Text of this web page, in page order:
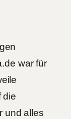
war für
die
und alles